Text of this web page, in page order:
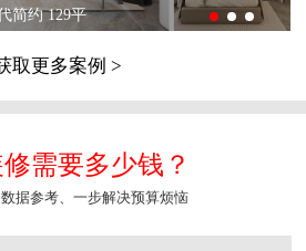
简约 129平
取更多案例 >
需要多少钱？
据参考、一步解决预算烦恼